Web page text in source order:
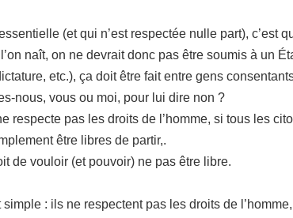
(et qui n’est respectée nulle part), c’est
naît, on ne devrait donc pas être soumis à un
etc.), ça doit être fait entre gens
nous, vous ou moi, pour lui dire non ?
respecte pas les droits de l’homme, si tous les
être libres de partir,.
de vouloir (et pouvoir) ne pas être libre.
simple : ils ne respectent pas les droits de